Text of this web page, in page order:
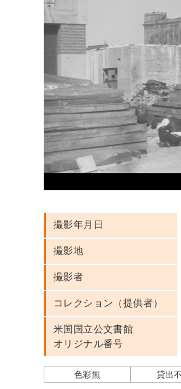
撮影年月日
撮影地
撮影者
コレクション（提供者）
米国国立公文書館
オリジナル番号
色彩無 貸出